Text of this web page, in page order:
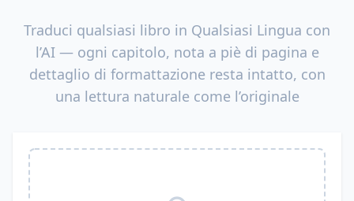
Traduci qualsiasi libro in Qualsiasi Lingua con
l’AI — ogni capitolo, nota a piè di pagina e
dettaglio di formattazione resta intatto, con
una lettura naturale come l’originale